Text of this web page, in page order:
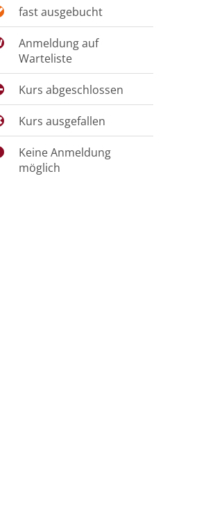
fast ausgebucht
Anmeldung auf
Warteliste
Kurs abgeschlossen
Kurs ausgefallen
Keine Anmeldung
möglich